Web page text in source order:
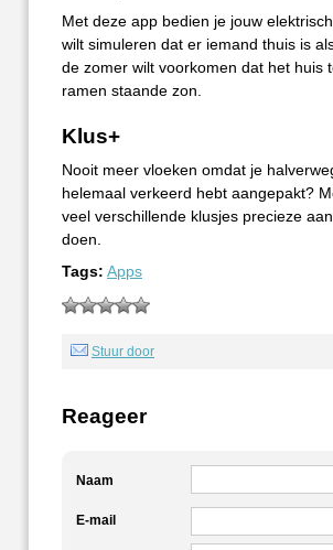
Met deze app bedien je jouw
wilt simuleren dat er iemand thuis is
de zomer wilt voorkomen dat het huis
ramen staande zon.
Klus+
Nooit meer vloeken omdat je
helemaal verkeerd hebt aangepakt?
veel verschillende klusjes precieze
doen.
Tags: Apps
Stuur door
Reageer
Naam
E-mail